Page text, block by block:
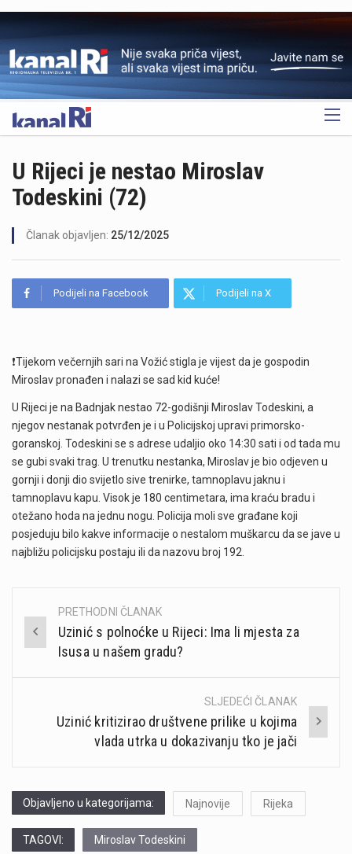
OGLAS
U Rijeci je nestao Miroslav
Todeskini (72)
Članak objavljen: 25/12/2025
Podijeli na Facebook Podijeli na X
❗️Tijekom večernjih sari na Vožić stigla je vijest da je gospodin
Miroslav pronađen i nalazi se sad kid kuće!
U Rijeci je na Badnjak nestao 72-godišnji Miroslav Todeskini, a
njegov nestanak potvrđen je i u Policijskoj upravi primorsko-
goranskoj. Todeskini se s adrese udaljio oko 14:30 sati i od tada mu
se gubi svaki trag. U trenutku nestanka, Miroslav je bio odjeven u
gornji i donji dio svijetlo sive trenirke, tamnoplavu jaknu i
tamnoplavu kapu. Visok je 180 centimetara, ima kraću bradu i
otežano hoda na jednu nogu. Policija moli sve građane koji
posjeduju bilo kakve informacije o nestalom muškarcu da se jave u
najbližu policijsku postaju ili da nazovu broj 192.
Post
navigation
PRETHODNI ČLANAK
Uzinić s polnoćke u Rijeci: Ima li mjesta za
Isusa u našem gradu?
SLJEDEĆI ČLANAK
Uzinić kritizirao društvene prilike u kojima
vlada utrka u dokazivanju tko je jači
Objavljeno u kategorijama: Najnovije Rijeka
TAGOVI: Miroslav Todeskini